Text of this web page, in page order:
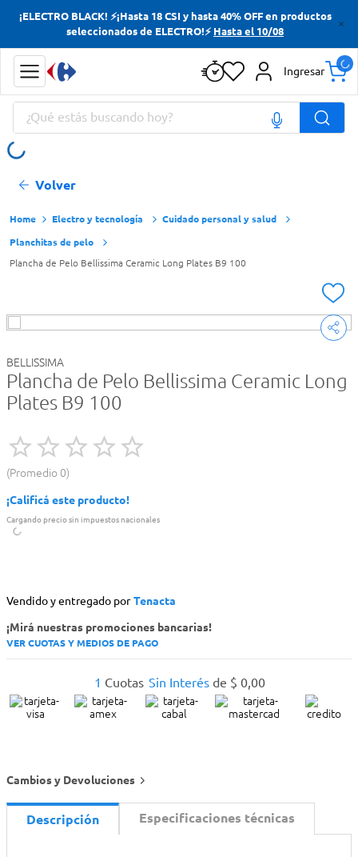
¡ELECTRO BLACK! ⚡¡Hasta 18 CSI y hasta 40% OFF en productos
seleccionados de ELECTRO!⚡ Hasta el 10/08
Ingresar
¿Qué estás buscando hoy?
Volver
Electro y tecnología
Cuidado personal y salud
Planchitas de pelo
Plancha de Pelo Bellissima Ceramic Long Plates B9 100
BELLISSIMA
Plancha de Pelo Bellissima Ceramic Long
Plates B9 100
Promedio 0
¡Calificá este producto!
Cargando precio sin impuestos nacionales
Vendido y entregado por Tenacta
¡Mirá nuestras promociones bancarias!
VER CUOTAS Y MEDIOS DE PAGO
1 Cuotas Sin Interés de $ 0,00
Cambios y Devoluciones
Descripción Especificaciones técnicas
Términos más buscados
Yerba
Cerveza
Papas Fritas
Términos más buscados
Yerba
Cerveza
Papas Fritas